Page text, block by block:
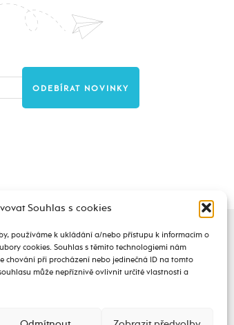
Souhlas s cookies
používáme k ukládání a/nebo přístupu k informacím o
cookies. Souhlas s těmito technologiemi nám
chování při procházení nebo jedinečná ID na tomto
může nepříznivě ovlivnit určité vlastnosti a